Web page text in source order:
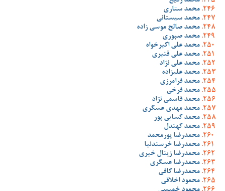
محمد ستاری
محمد سیستانی
محمد صالح موسی زاده
محمد صبوری
محمد علی اکبرخواه
محمد علی قنبری
محمد علی نژاد
محمد علیزاده
محمد فرامرزی
محمد فرخی
محمد قاسمی نژاد
محمد مهدی عسگری
محمد کسایی پور
محمد کهندل
محمدرضا پورمحمد
محمدرضا خرسندنیا
محمدرضا زینال خیری
محمدرضا عسگری
محمدرضا کافی
محمود اخلاقی